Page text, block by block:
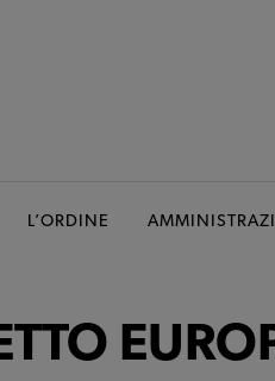
L’ORDINE